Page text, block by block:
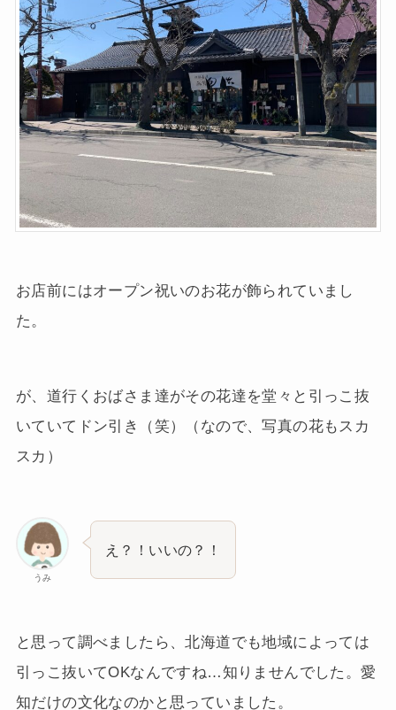
お店前にはオープン祝いのお花が飾られていまし
た。
が、道行くおばさま達がその花達を堂々と引っこ抜
いていてドン引き（笑）（なので、写真の花もスカ
スカ）
うみ
え？！いいの？！
と思って調べましたら、北海道でも地域によっては
引っこ抜いてOKなんですね…知りませんでした。愛
知だけの文化なのかと思っていました。